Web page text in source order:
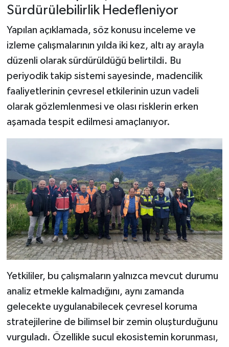
Sürdürülebilirlik Hedefleniyor
Yapılan açıklamada, söz konusu inceleme ve
izleme çalışmalarının yılda iki kez, altı ay arayla
düzenli olarak sürdürüldüğü belirtildi. Bu
periyodik takip sistemi sayesinde, madencilik
faaliyetlerinin çevresel etkilerinin uzun vadeli
olarak gözlemlenmesi ve olası risklerin erken
aşamada tespit edilmesi amaçlanıyor.
Yetkililer, bu çalışmaların yalnızca mevcut durumu
analiz etmekle kalmadığını, aynı zamanda
gelecekte uygulanabilecek çevresel koruma
stratejilerine de bilimsel bir zemin oluşturduğunu
vurguladı. Özellikle sucul ekosistemin korunması,